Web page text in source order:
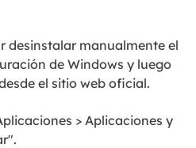
desinstalar manualmente el
de Windows y luego
el sitio web oficial.
> Aplicaciones y